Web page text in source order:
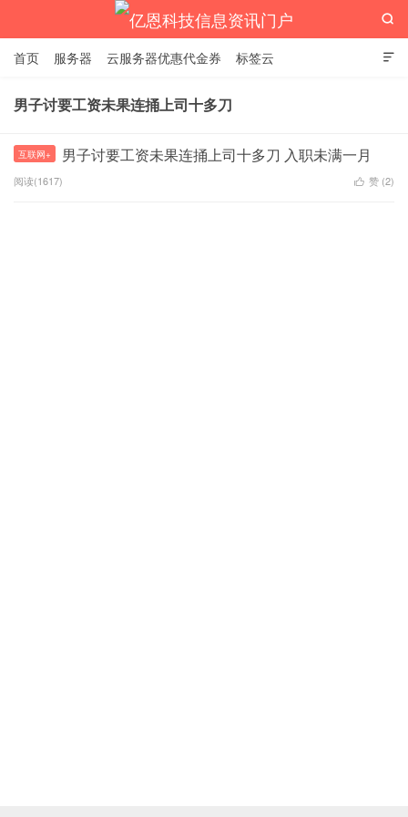
亿恩科技信息资讯门户

首页 服务器 云服务器优惠代金券 标签云

男子讨要工资未果连捅上司十多刀
互联网+ 男子讨要工资未果连捅上司十多刀 入职未满一月
阅读(1617)  赞 (2)